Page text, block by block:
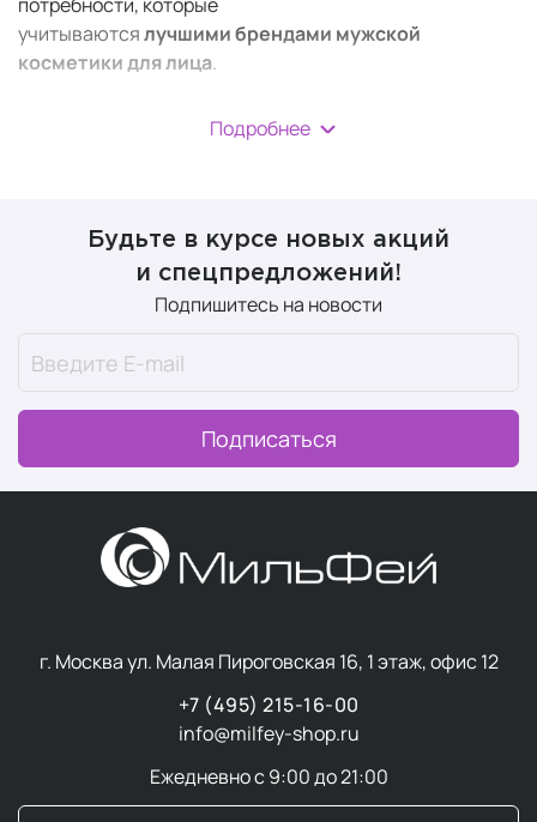
учитываютсялучшимибрендами мужской
косметики для лица.
В отличие от женских аналогов, косметика для мужчин
базовый уход, но и решение специфических проблем
Формулы часто содержат повышенную концентрацию
ароматических композициях и лаконичном дизайне
упаковки.
Мужские средства часто включают компоненты с
противовоспалительным и успокаивающим
действием, а текстуры легче впитываются, не
оставляя липкости.
профессиональной
мужской косметики для
Подробнее
Будьте в курсе новых акций
и спецпредложений!
Подпишитесь на новости
Подписаться
г. Москва ул. Малая Пироговская 16, 1 этаж, офис 12
+7 (495) 215-16-00
info@milfey-shop.ru
Ежедневно с 9:00 до 21:00